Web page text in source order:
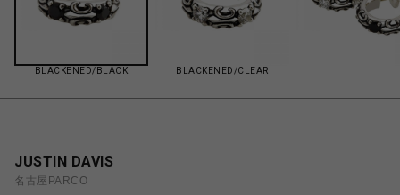
BLACKENED/BLACK BLACKENED/CLEAR
JUSTIN DAVIS
名古屋PARCO